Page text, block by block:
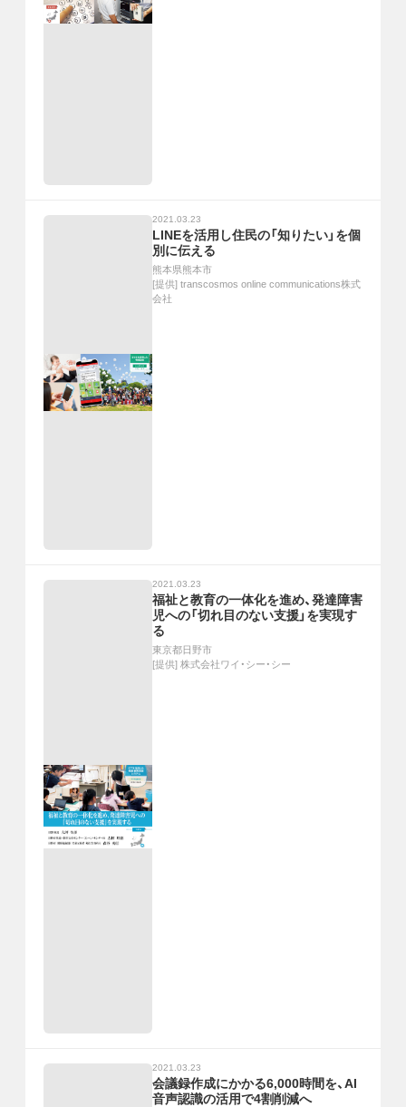
2021.03.23
LINEを活用し住民の「知りたい」を個
別に伝える
熊本県熊本市
[提供] transcosmos online communications株式
会社
2021.03.23
福祉と教育の一体化を進め、発達障害
児への「切れ目のない支援」を実現す
る
東京都日野市
[提供] 株式会社ワイ・シー・シー
2021.03.23
会議録作成にかかる6,000時間を、AI
音声認識の活用で4割削減へ